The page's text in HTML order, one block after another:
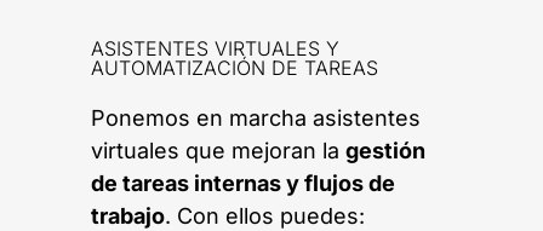
ASISTENTES VIRTUALES Y
AUTOMATIZACIÓN DE TAREAS
Ponemos en marcha asistentes
virtuales que mejoran la gestión
de tareas internas y flujos de
trabajo. Con ellos puedes: